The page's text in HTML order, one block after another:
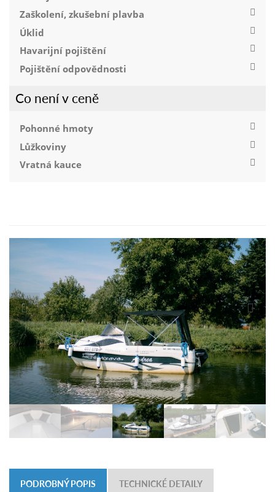
Zaškolení, zkušební plavba
Úklid
Havarijní pojištění
Pojištění odpovědnosti
Co není v ceně
Pohonné hmoty
Lůžkoviny
Vratná kauce
PODROBNÝ POPIS TECHNICKÉ DETAILY